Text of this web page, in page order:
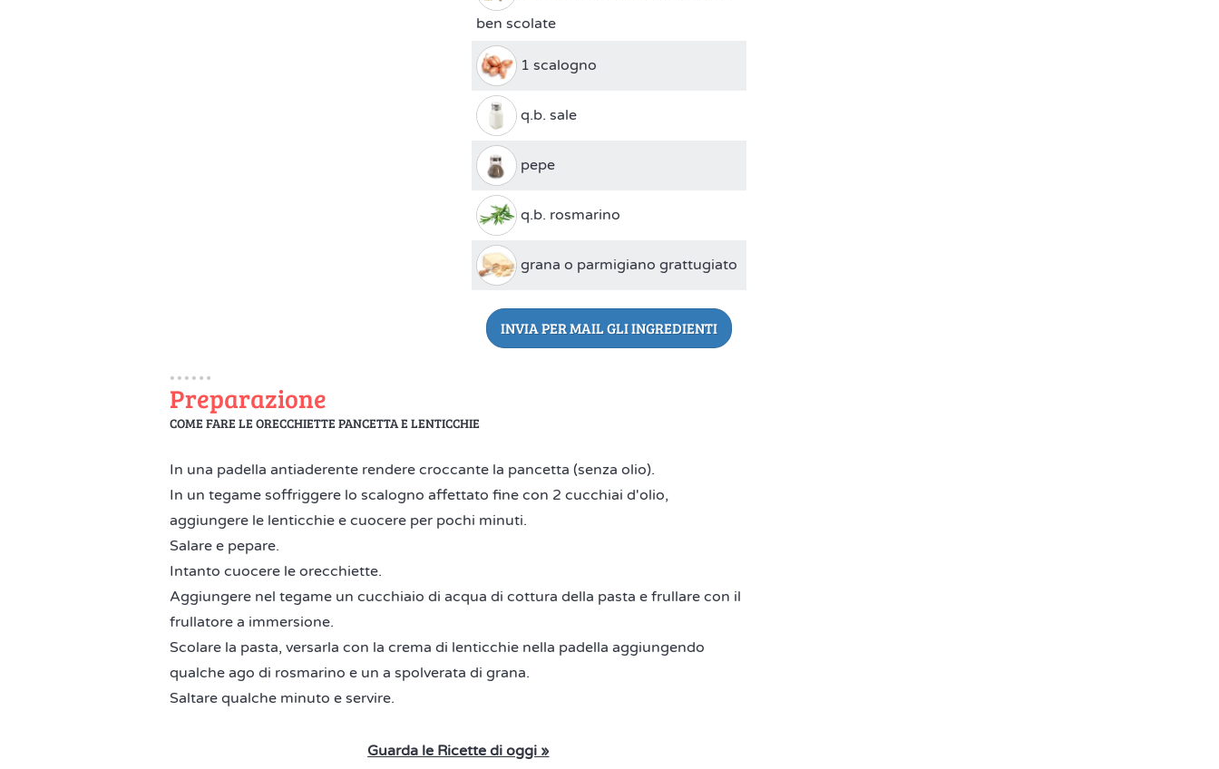
ben scolate
1 scalogno
q.b. sale
pepe
q.b. rosmarino
grana o parmigiano grattugiato
INVIA PER MAIL GLI INGREDIENTI
Preparazione
COME FARE LE ORECCHIETTE PANCETTA E LENTICCHIE
In una padella antiaderente rendere croccante la pancetta (senza olio).
In un tegame soffriggere lo scalogno affettato fine con 2 cucchiai d'olio,
aggiungere le lenticchie e cuocere per pochi minuti.
Salare e pepare.
Intanto cuocere le orecchiette.
Aggiungere nel tegame un cucchiaio di acqua di cottura della pasta e frullare con il
frullatore a immersione.
Scolare la pasta, versarla con la crema di lenticchie nella padella aggiungendo
qualche ago di rosmarino e un a spolverata di grana.
Saltare qualche minuto e servire.
Guarda le Ricette di oggi »